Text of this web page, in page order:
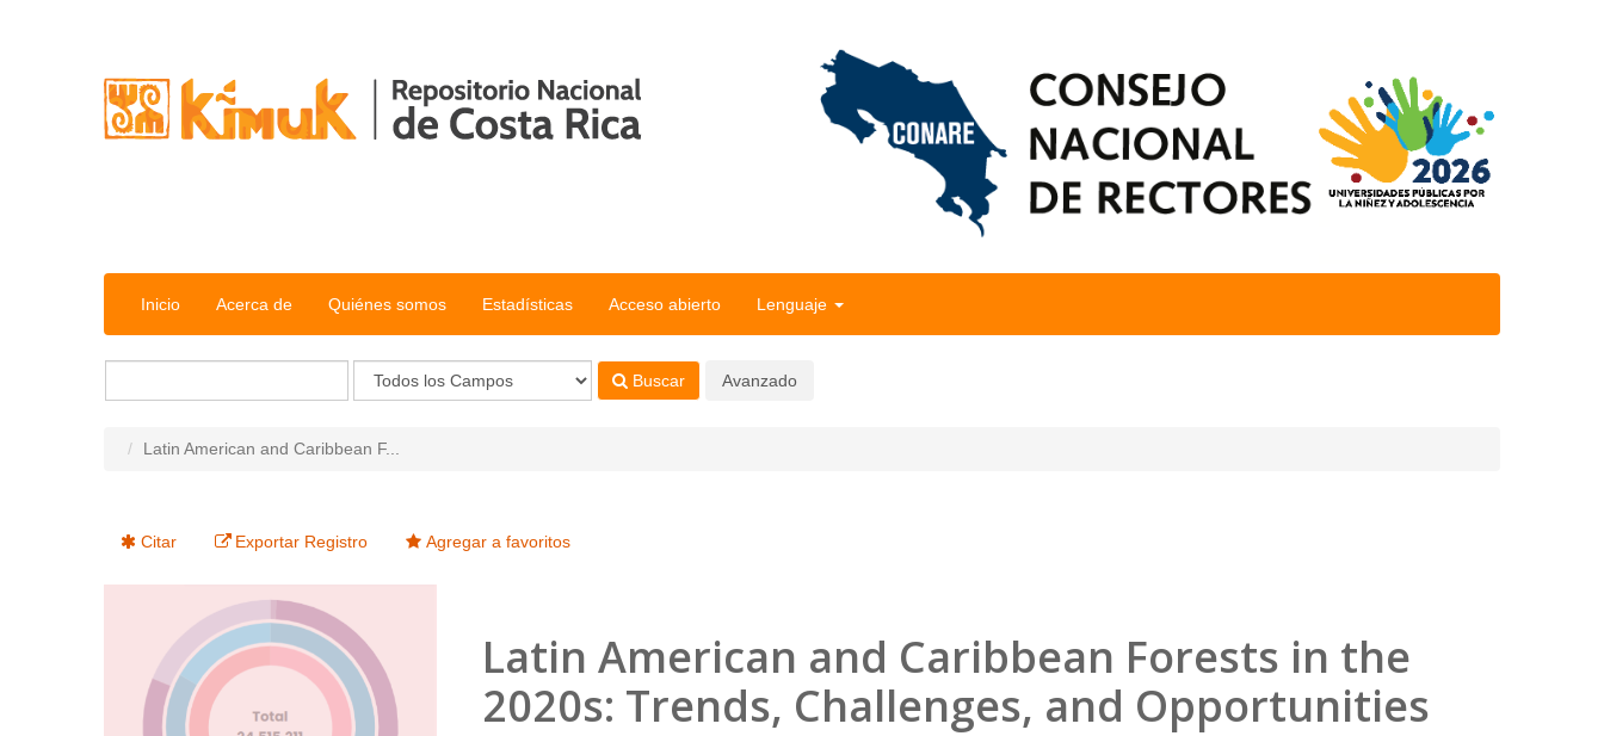
Inicio Acerca de Quiénes somos Estadísticas Acceso abierto Lenguaje
Buscar Avanzado
Latin American and Caribbean F...
Citar Exportar Registro Agregar a favoritos
Latin American and Caribbean Forests in the
2020s: Trends, Challenges, and Opportunities